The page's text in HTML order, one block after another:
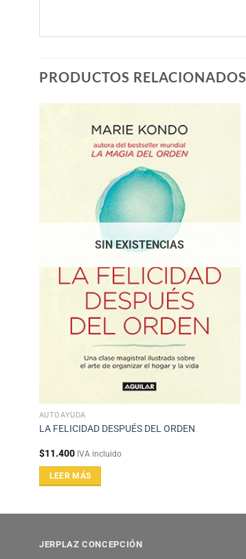
PRODUCTOS RELACIONADOS
SIN EXISTENCIAS
AUTOAYUDA
LA FELICIDAD DESPUÉS DEL ORDEN
$11.400 IVA incluido
LEER MÁS
JERPLAZ CONCEPCIÓN